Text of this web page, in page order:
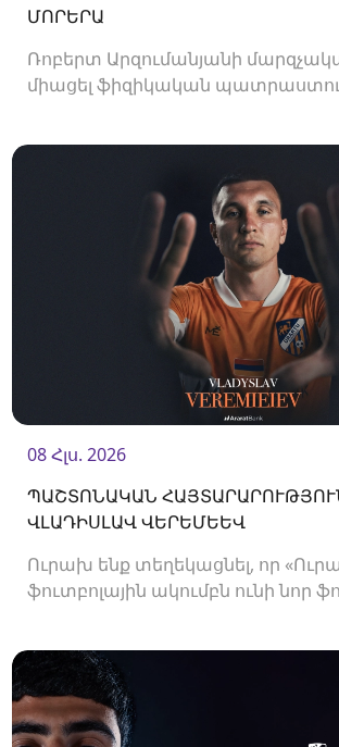
ՄՈՐԵՐԱ
Ռոբերտ Արզումանյանի
միացել ֆիզիկական
08 Հլս. 2026
ՊԱՇՏՈՆԱԿԱՆ
ՎԼԱԴԻՍԼԱՎ ՎԵՐԵՄԵԵՎ
Ուրախ ենք տեղեկացնել, որ
ֆուտբոլային ակումբն ունի նոր